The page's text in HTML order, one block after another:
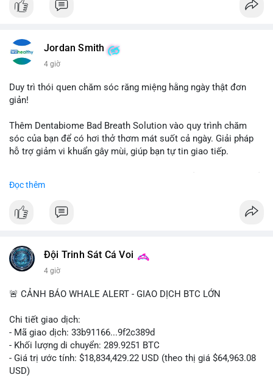
$btc $eth
#vlikevn #titanbot
Jordan Smith
4 giờ
Duy trì thói quen chăm sóc răng miệng hằng ngày thật đơn
giản!
Thêm Dentabiome Bad Breath Solution vào quy trình chăm
sóc của bạn để có hơi thở thơm mát suốt cả ngày. Giải pháp
hỗ trợ giảm vi khuẩn gây mùi, giúp bạn tự tin giao tiếp.
lớn cho nụ cười khỏe mạnh.
#dentabiome #badbreathsolution
Đọc thêm
Đội Trinh Sát Cá Voi
4 giờ
🚨 CẢNH BÁO WHALE ALERT - GIAO DỊCH BTC LỚN
Chi tiết giao dịch:
- Mã giao dịch: 33b91166...9f2c389d
- Khối lượng di chuyển: 289.9251 BTC
- Giá trị ước tính: $18,834,429.22 USD (theo thị giá $64,963.08
USD)